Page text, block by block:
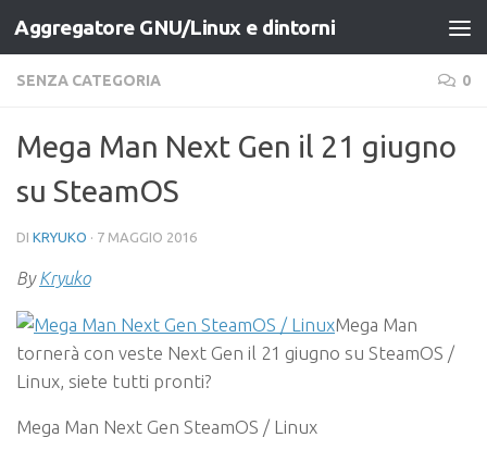
Salta al contenuto
Aggregatore GNU/Linux e dintorni
SENZA CATEGORIA 0
Mega Man Next Gen il 21 giugno
su SteamOS
DI KRYUKO · 7 MAGGIO 2016
ByKryuko
Mega Man
tornerà con veste Next Gen il 21 giugno su SteamOS /
Linux, siete tutti pronti?
Mega Man Next Gen SteamOS / Linux